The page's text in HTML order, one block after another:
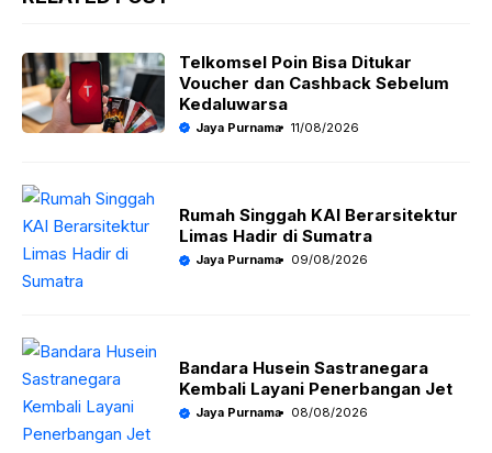
s
A
p
b
o
o
r
a
m
Telkomsel Poin Bisa Ditukar
Voucher dan Cashback Sebelum
Kedaluwarsa
Jaya Purnama 11/08/2026
Rumah Singgah KAI Berarsitektur
Limas Hadir di Sumatra
Jaya Purnama 09/08/2026
Bandara Husein Sastranegara
Kembali Layani Penerbangan Jet
Jaya Purnama 08/08/2026